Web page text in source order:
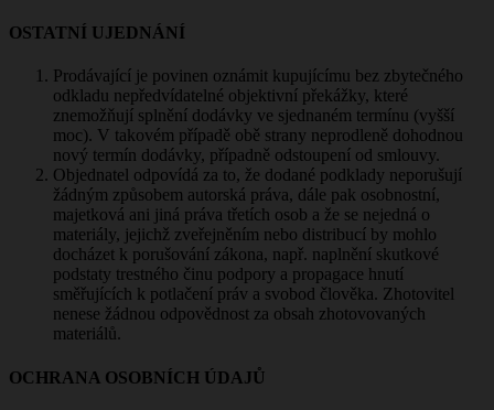
OSTATNÍ UJEDNÁNÍ
Prodávající je povinen oznámit kupujícímu bez zbytečného
odkladu nepředvídatelné objektivní překážky, které
znemožňují splnění dodávky ve sjednaném termínu (vyšší
moc). V takovém případě obě strany neprodleně dohodnou
nový termín dodávky, případně odstoupení od smlouvy.
Objednatel odpovídá za to, že dodané podklady neporušují
žádným způsobem autorská práva, dále pak osobnostní,
majetková ani jiná práva třetích osob a že se nejedná o
materiály, jejichž zveřejněním nebo distribucí by mohlo
docházet k porušování zákona, např. naplnění skutkové
podstaty trestného činu podpory a propagace hnutí
směřujících k potlačení práv a svobod člověka. Zhotovitel
nenese žádnou odpovědnost za obsah zhotovovaných
materiálů.
OCHRANA OSOBNÍCH ÚDAJŮ